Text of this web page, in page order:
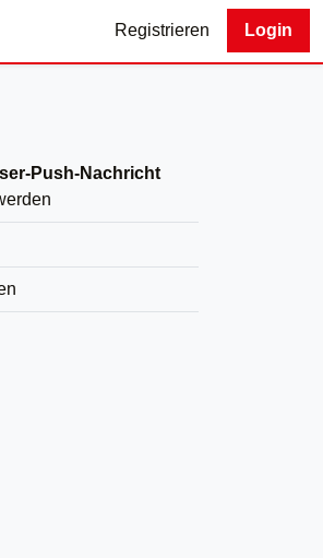
Registrieren Login
Push-Nachricht